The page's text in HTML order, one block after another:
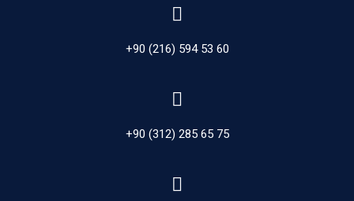
+90 (216) 594 53 60
+90 (312) 285 65 75